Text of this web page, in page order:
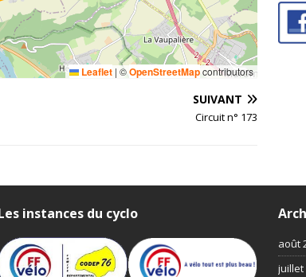
Leaflet | ©OpenStreetMapcontributors
SUIVANT
Circuit n° 173
instances du cyclo
août
juillet